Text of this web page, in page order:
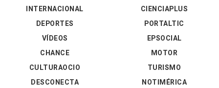
INTERNACIONAL
DEPORTES
VÍDEOS
CIENCIAPLUS
PORTALTIC
EPSOCIAL
CHANCE
CULTURAOCIO
DESCONECTA
MOTOR
TURISMO
NOTIMÉRICA